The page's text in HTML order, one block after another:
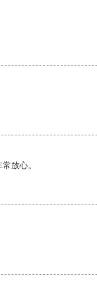
放心。